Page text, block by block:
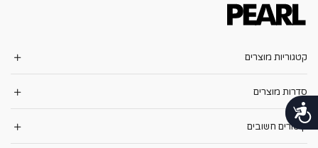
נגישות
קטגוריות מוצרים
סדרות מוצרים
קישורים חשובים